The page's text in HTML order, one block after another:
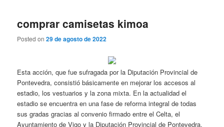
comprar camisetas kimoa
Posted on29 de agosto de 2022
Esta acción, que fue sufragada por la Diputación Provincial de
Pontevedra, consistió básicamente en mejorar los accesos al
estadio, los vestuarios y la zona mixta. En la actualidad el
estadio se encuentra en una fase de reforma integral de todas
sus gradas gracias al convenio firmado entre el Celta, el
Ayuntamiento de Vigo y la Diputación Provincial de Pontevedra.